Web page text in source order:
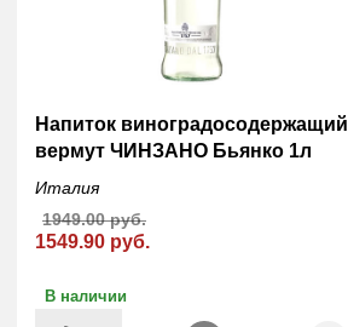
Напиток виноградосодержащий
вермут ЧИНЗАНО Бьянко 1л
Италия
1549.90 руб.
1949.00 руб.
В наличии